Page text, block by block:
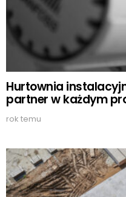
Hurtownia
partner w każdym
rok temu